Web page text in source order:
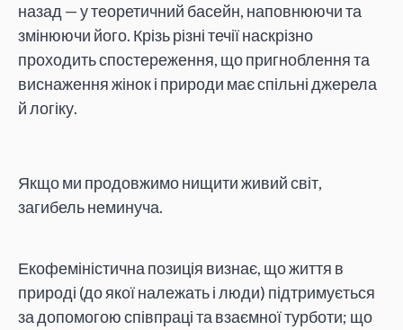
назад — у теоретичний басейн, наповнюючи та
змінюючи його. Крізь різні течії наскрізно
проходить спостереження, що пригноблення та
виснаження жінок і природи має спільні джерела
й логіку.
Якщо ми продовжимо нищити живий світ,
загибель неминуча.
Екофеміністична позиція визнає, що життя в
природі (до якої належать і люди) підтримується
за допомогою співпраці та взаємної турботи; що